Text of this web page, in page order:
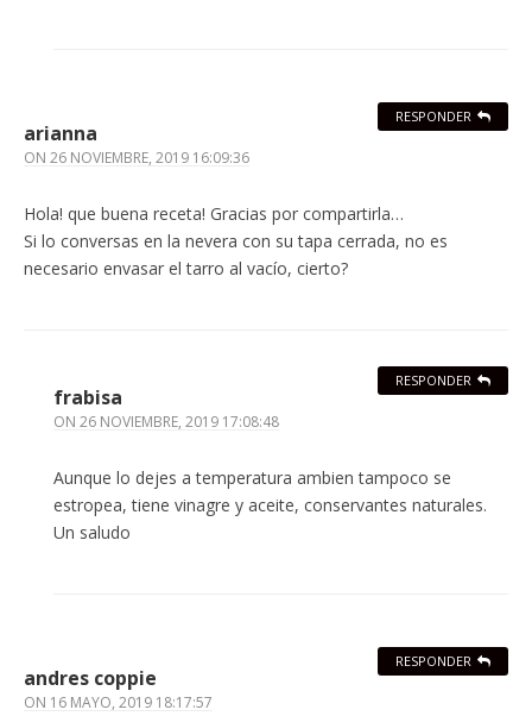
arianna
ON 26 NOVIEMBRE, 2019 16:09:36
Hola! que buena receta! Gracias por compartirla…
Si lo conversas en la nevera con su tapa cerrada, no es
necesario envasar el tarro al vacío, cierto?
RESPONDER
frabisa
ON 26 NOVIEMBRE, 2019 17:08:48
Aunque lo dejes a temperatura ambien tampoco se
estropea, tiene vinagre y aceite, conservantes naturales.
Un saludo
RESPONDER
andres coppie
ON 16 MAYO, 2019 18:17:57
RESPONDER